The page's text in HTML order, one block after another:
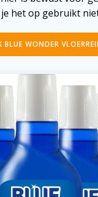
het op gebruikt
BLUE WONDER